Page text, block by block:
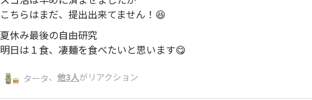
こちらはまだ、提出出来てません！😆
夏休み最後の自由研究
明日は１食、凄麺を食べたいと思います😋
タータ、 他3人がリアクション